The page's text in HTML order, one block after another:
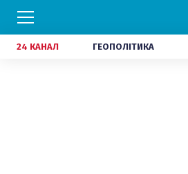
24 КАНАЛ ГЕОПОЛІТИКА